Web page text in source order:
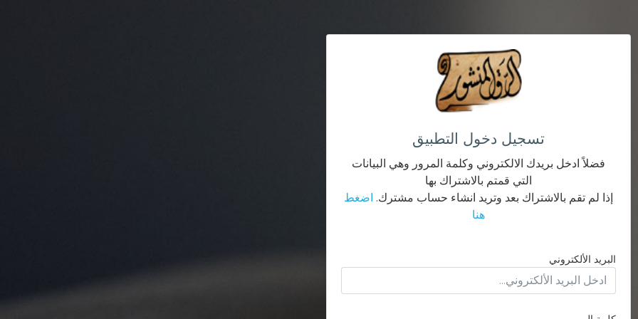
تسجيل دخول التطبيق
فضلاً ادخل بريدك الالكتروني وكلمة المرور وهي البيانات
التي قمتم بالاشتراك بها
إذا لم تقم بالاشتراك بعد وتريد انشاء حساب مشترك. اضغط
هنا
البريد الألكتروني